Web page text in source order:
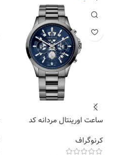
ساعت اورینتال مردانه کد
کرنوگراف